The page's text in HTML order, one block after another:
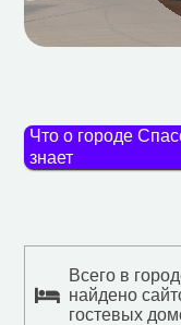
Что о городе
знает
Всего в
найдено
гостевых